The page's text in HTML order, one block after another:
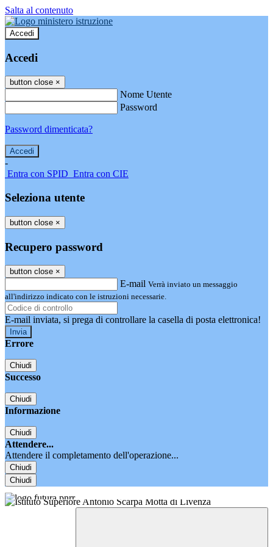
Salta al contenuto
Accedi
Accedi
button close ×
Nome Utente
Password
Password dimenticata?
-
Entra con SPID Entra con CIE
Seleziona utente
button close ×
Recupero password
button close ×
E-mail Verrà inviato un messaggio
all'indirizzo indicato con le istruzioni necessarie.
E-mail inviata, si prega di controllare la casella di posta elettronica!
Errore
Chiudi
Successo
Chiudi
Informazione
Chiudi
Attendere...
Attendere il completamento dell'operazione...
Chiudi
Chiudi